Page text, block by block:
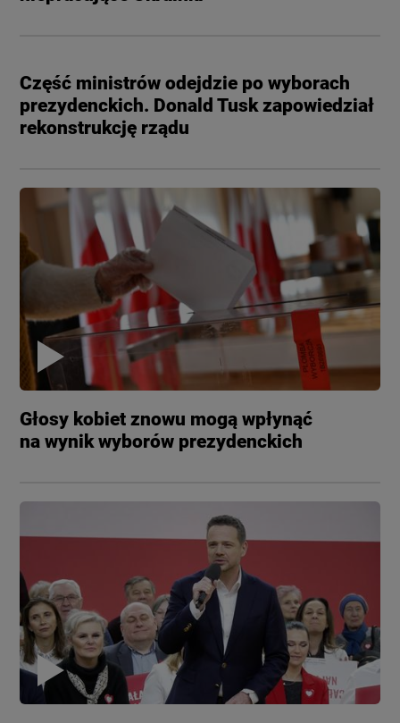
Część ministrów odejdzie po wyborach
prezydenckich. Donald Tusk zapowiedział
rekonstrukcję rządu
Głosy kobiet znowu mogą wpłynąć
na wynik wyborów prezydenckich